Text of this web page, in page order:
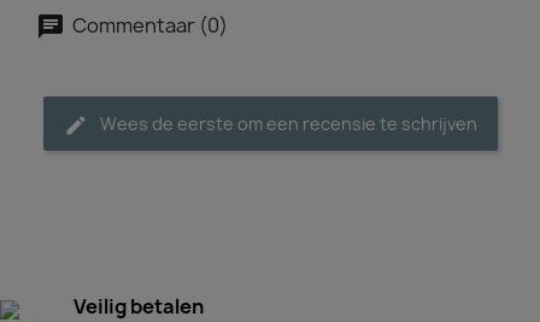
Commentaar (0)
Wees de eerste om een recensie te schrijven
Veilig betalen